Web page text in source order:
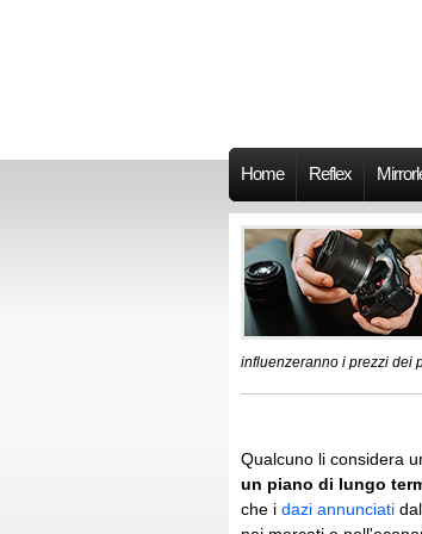
Home Reflex
influenzeranno i prezzi dei
Qualcuno li considera
un piano di lungo
che i dazi annunciati